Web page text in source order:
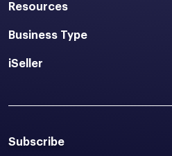
Resources
Business Type
iSeller
Subscribe